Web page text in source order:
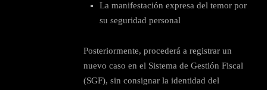
La manifestación expresa del temor por
su seguridad personal
Posteriormente, procederá a registrar un
nuevo caso en el Sistema de Gestión Fiscal
(SGF), sin consignar la identidad del